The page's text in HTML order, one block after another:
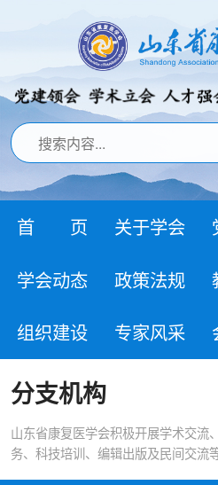
首 页 关于学会
学会动态 政策法规
组织建设 专家风采
分支机构
山东省康复医学会积极开展学术交流
务、科技培训、编辑出版及民间交流